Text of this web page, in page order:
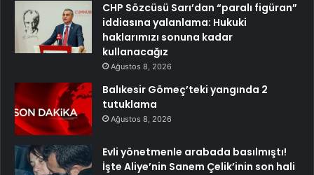
CHP Sözcüsü Sarı’dan “paralı figüran”
iddiasına yalanlama: Hukuki
haklarımızı sonuna kadar
kullanacağız
Ağustos 8, 2026
Balıkesir Gömeç’teki yangında 2
tutuklama
Ağustos 8, 2026
Evli yönetmenle arabada basılmıştı!
İşte Aliye’nin Sanem Çelik’inin son hali